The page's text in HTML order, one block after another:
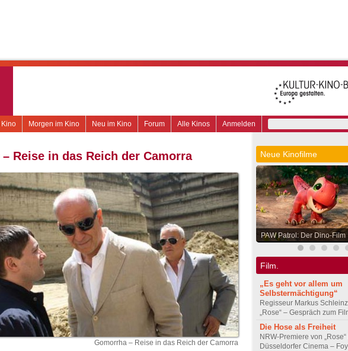
Anmelden
Alle Kinos
Forum
Neu im Kino
Morgen im Kino
Kino
Reise in das Reich der Camorra
Gomorrha – Reise in das Reich der Camorra
Neue Kinofilme
PAW Patrol: Der Dino-Film
Film.
„Es geht vor allem um
Selbstermächtigung“
Regisseur Markus
„Rose“ – Gespräch zum
Die Hose als Freiheit
NRW-Premiere von „Rose“
Düsseldorfer Cinema –